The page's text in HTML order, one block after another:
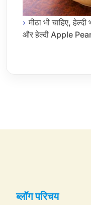
मीठा भी चाहिए,
और हेल्दी Apple
ब्लॉग परिचय